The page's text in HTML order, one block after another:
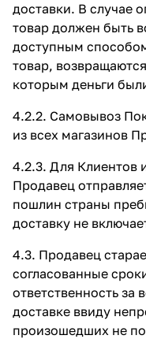
доставки. В случае
товар должен быть
доступным
товар,
которым деньги
4.2.2. Самовывоз
из всех магазинов
4.2.3. Для Клиентов
Продавец
пошлин страны
доставку не
4.3. Продавец
согласованные
ответственность
доставке ввиду
произошедших не